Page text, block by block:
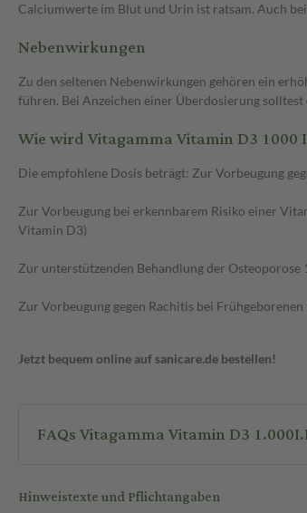
Calciumwerte im Blut und Urin ist ratsam. Auch
Nebenwirkungen
Zu den seltenen Nebenwirkungen gehören ein
führen. Bei Anzeichen einer Überdosierung
Wie wird Vitagamma Vitamin D3 1000
Die empfohlene Dosis beträgt: Zur Vorbeugung
Zur Vorbeugung bei erkennbarem Risiko einer
Vitamin D3)
Zur unterstützenden Behandlung der
Zur Vorbeugung gegen Rachitis bei
Jetzt bequem online auf sanicare.de bestellen!
Hinweistexte und Pflichtangaben